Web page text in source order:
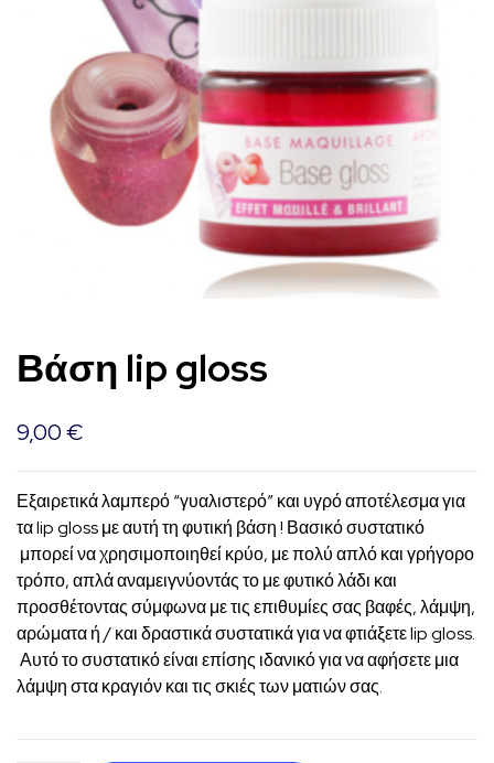
Βάση lip gloss
9,00€
Εξαιρετικά λαμπερό “γυαλιστερό” και υγρό αποτέλεσμα για
τα lip gloss με αυτή τη φυτική βάση ! Βασικό συστατικό
μπορεί να χρησιμοποιηθεί κρύο, με πολύ απλό και γρήγορο
τρόπο, απλά αναμειγνύοντάς το με φυτικό λάδι και
προσθέτοντας σύμφωνα με τις επιθυμίες σας βαφές, λάμψη,
αρώματα ή / και δραστικά συστατικά για να φτιάξετε lip gloss.
Αυτό το συστατικό είναι επίσης ιδανικό για να αφήσετε μια
λάμψη στα κραγιόν και τις σκιές των ματιών σας.